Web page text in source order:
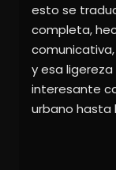
esto se
completa,
y esa
interesante
urbano hasta